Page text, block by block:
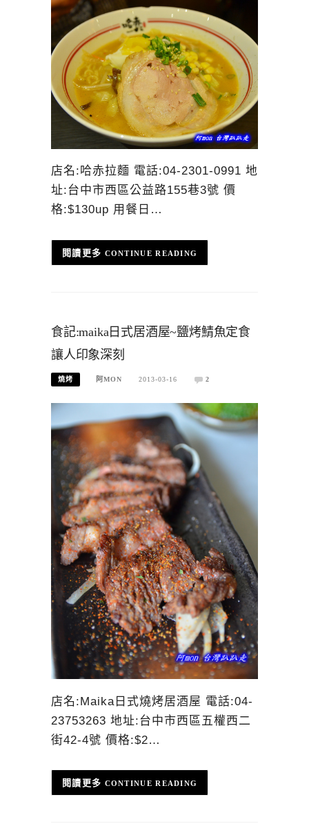
店名:哈赤拉麵 電話:04-2301-0991 地
址:台中市西區公益路155巷3號 價
格:$130up 用餐日…
CONTINUE READING
食記:maika日式居酒屋~鹽烤鯖魚定食
讓人印象深刻
燒烤 阿MON 2013-03-16 2
店名:Maika日式燒烤居酒屋 電話:04-
23753263 地址:台中市西區五權西二
街42-4號 價格:$2…
CONTINUE READING